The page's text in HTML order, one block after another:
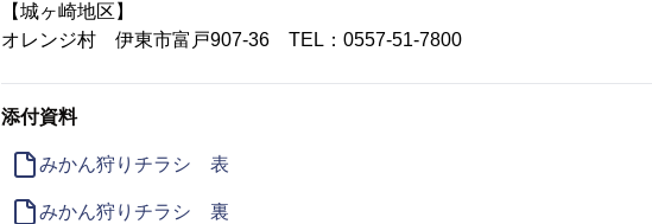
【城ヶ崎地区】
オレンジ村 伊東市富戸907-36 TEL：0557-51-7800
添付資料
みかん狩りチラシ 表
みかん狩りチラシ 裏